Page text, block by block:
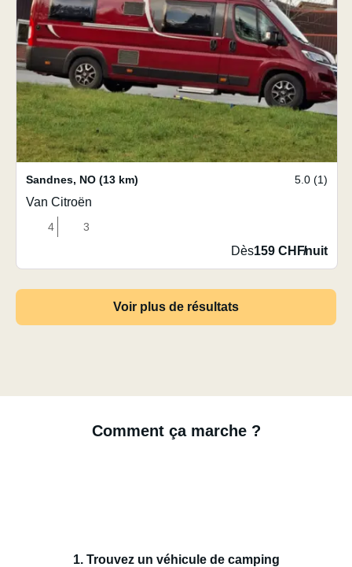
Sandnes, NO (13 km) 5.0 (1)
Van Citroën
4 3
Dès159 CHF/nuit
Voir plus de résultats
Comment ça marche ?
1. Trouvez un véhicule de camping